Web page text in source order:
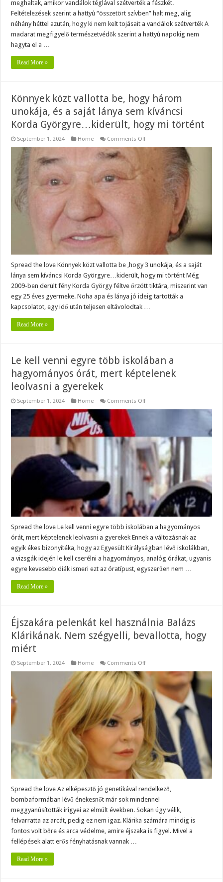
meghaltak, amikor vandálok téglával szétverték a fészkét.
Feltételezések szerint a hattyú “összetört szívben” halt meg, alig
néhány héttel azután, hogy ki nem kelt tojásait a vandálok szétverték A
madarat megfigyelő természetvédők szerint a hattyú napokig nem
hagyta el a …
Read More »
Könnyek közt vallotta be, hogy három
unokája, és a saját lánya sem kíváncsi
Korda Györgyre…kiderült, hogy mi történt
September 1, 2024 Home Comments Offon
közt
hogy
három
unokája,
Györgyre…
kiderült,
mi
történt
Spread the love Könnyek közt vallotta be ,hogy 3 unokája, és a saját
lánya sem kíváncsi Korda Györgyre…kiderült, hogy mi történt Még
2009-ben derült fény Korda György féltve őrzött tiktára, miszerint van
egy 25 éves gyermeke. Noha apa és lánya jó ideig tartották a
kapcsolatot, egy idő után teljesen eltávolodtak …
Read More »
Le kell venni egyre több iskolában a
hagyományos órát, mert képtelenek
leolvasni a gyerekek
September 1, 2024 Home Comments Offon
iskolában
a
hagyományos
mert
képtelenek
leolvasni
a
gyerekek
Spread the love Le kell venni egyre több iskolában a hagyományos
órát, mert képtelenek leolvasni a gyerekek Ennek a változásnak az
egyik ékes bizonyítéka, hogy az Egyesült Királyságban lévő iskolákban,
a vizsgák idején le kell cserélni a hagyományos, analóg órákat, ugyanis
egyre kevesebb diák ismeri ezt az óratípust, egyszerűen nem …
Read More »
Éjszakára pelenkát kel használnia Balázs
Klárikának. Nem szégyelli, bevallotta, hogy
miért
September 1, 2024 Home Comments Offon
pelenkát
használnia
Balázs
Klárikának.
Nem
szégyelli,
bevallotta,
hogy
Spread the love Az elképesztő jó genetikával rendelkező,
bombaformában lévő énekesnőt már sok mindennel
meggyanúsították irigyei az elmúlt években. Sokan úgy vélik,
felvarratta az arcát, pedig ez nem igaz. Klárika számára mindig is
fontos volt bőre és arca védelme, amire éjszaka is figyel. Mivel a
fellépések alatt erős fényhatásnak vannak …
Read More »